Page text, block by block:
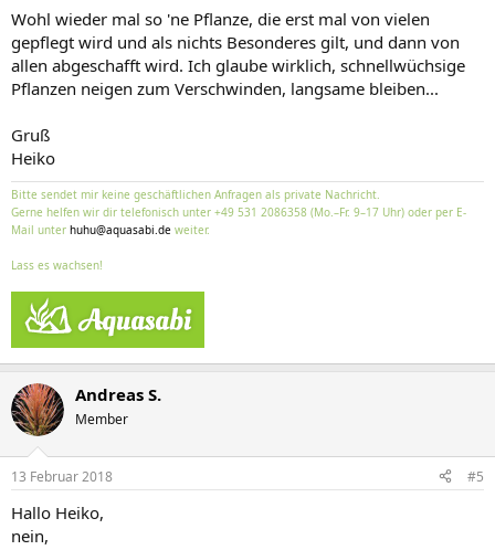
Wohl wieder mal so 'ne Pflanze, die erst mal von vielen
gepflegt wird und als nichts Besonderes gilt, und dann von
allen abgeschafft wird. Ich glaube wirklich, schnellwüchsige
Pflanzen neigen zum Verschwinden, langsame bleiben...
Gruß
Heiko
Bitte sendet mir keine geschäftlichen Anfragen als private Nachricht.
Gerne helfen wir dir telefonisch unter +49 531 2086358 (Mo.–Fr. 9–17 Uhr) oder per E-
Mail unter huhu@aquasabi.de weiter.
Lass es wachsen!
Andreas S.
Member
13 Februar 2018 #5
Hallo Heiko,
nein,